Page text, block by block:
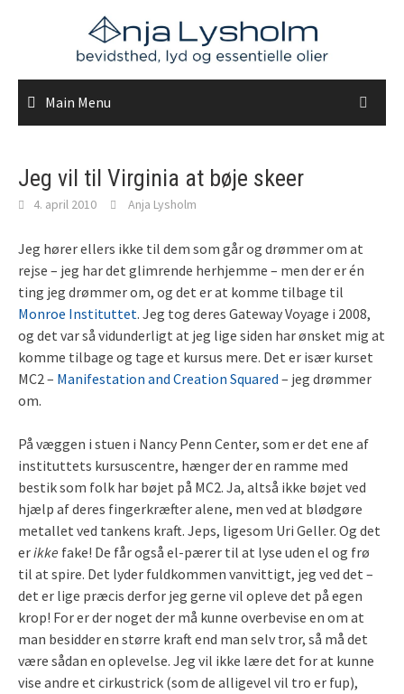
Main Menu
Jeg vil til Virginia at bøje skeer
4. april 2010 Anja Lysholm
Jeg hører ellers ikke til dem som går og drømmer om at
rejse – jeg har det glimrende herhjemme – men der er én
ting jeg drømmer om, og det er at komme tilbage til
Monroe Instituttet. Jeg tog deres Gateway Voyage i 2008,
og det var så vidunderligt at jeg lige siden har ønsket mig at
komme tilbage og tage et kursus mere. Det er især kurset
MC2 – Manifestation and Creation Squared – jeg drømmer
om.
På væggen i stuen i Nancy Penn Center, som er det ene af
instituttets kursuscentre, hænger der en ramme med
bestik som folk har bøjet på MC2. Ja, altså ikke bøjet ved
hjælp af deres fingerkræfter alene, men ved at blødgøre
metallet ved tankens kraft. Jeps, ligesom Uri Geller. Og det
erikke fake! De får også el-pærer til at lyse uden el og frø
til at spire. Det lyder fuldkommen vanvittigt, jeg ved det –
det er lige præcis derfor jeg gerne vil opleve det på egen
krop! For er der noget der må kunne overbevise en om at
man besidder en større kraft end man selv tror, så må det
være sådan en oplevelse. Jeg vil ikke lære det for at kunne
vise andre et cirkustrick (som de alligevel vil tro er fup),